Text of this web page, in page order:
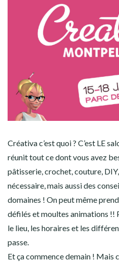
Créativa c’est quoi ? C’est LE
réunit tout ce dont vous avez
pâtisserie, crochet, couture,
nécessaire, mais aussi des
domaines ! On peut même
défilés et moultes animations !!
le lieu, les horaires et les
passe.
Et ça commence demain ! Mais